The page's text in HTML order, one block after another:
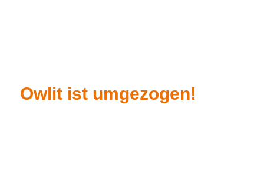
Owlit ist umgezogen!